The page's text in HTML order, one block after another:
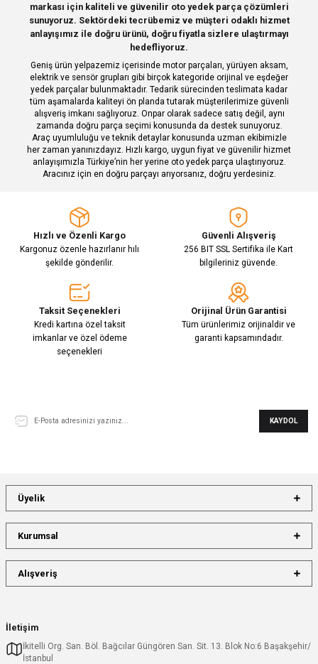
Ürün açıklamasında eksik bilgiler bulunuyor.
Ürün bilgilerinde hatalar bulunuyor.
Ürün fiyatı diğer sitelerden daha pahalı.
Bu ürüne benzer farklı alternatifler olmalı.
Gönder
Deneyimini Paylaş
markası için kaliteli ve güvenilir oto yedek parça çözümleri
sunuyoruz. Sektördeki tecrübemiz ve müşteri odaklı hizmet
anlayışımız ile doğru ürünü, doğru fiyatla sizlere ulaştırmayı
hedefliyoruz.
Geniş ürün yelpazemiz içerisinde motor parçaları, yürüyen aksam,
elektrik ve sensör grupları gibi birçok kategoride orijinal ve eşdeğer
yedek parçalar bulunmaktadır. Tedarik sürecinden teslimata kadar
tüm aşamalarda kaliteyi ön planda tutarak müşterilerimize güvenli
alışveriş imkanı sağlıyoruz. Onpar olarak sadece satış değil, aynı
zamanda doğru parça seçimi konusunda da destek sunuyoruz.
Araç uyumluluğu ve teknik detaylar konusunda uzman ekibimizle
her zaman yanınızdayız. Hızlı kargo, uygun fiyat ve güvenilir hizmet
anlayışımızla Türkiye’nin her yerine oto yedek parça ulaştırıyoruz.
Aracınız için en doğru parçayı arıyorsanız, doğru yerdesiniz.
Hızlı ve Özenli Kargo
Kargonuz özenle hazırlanır hılı
şekilde gönderilir.
Güvenli Alışveriş
256 BIT SSL Sertifika ile Kart
bilgileriniz güvende.
Taksit Seçenekleri
Kredi kartına özel taksit
imkanlar ve özel ödeme
seçenekleri
Orijinal Ürün Garantisi
Tüm ürünlerimiz orijinaldir ve
garanti kapsamındadır.
KAYDOL
İletişim
İkitelli Org. San. Böl. Bağcılar Güngören San. Sit. 13. Blok No:6 Başakşehir/
İstanbul
Üyelik
Kurumsal
Alışveriş